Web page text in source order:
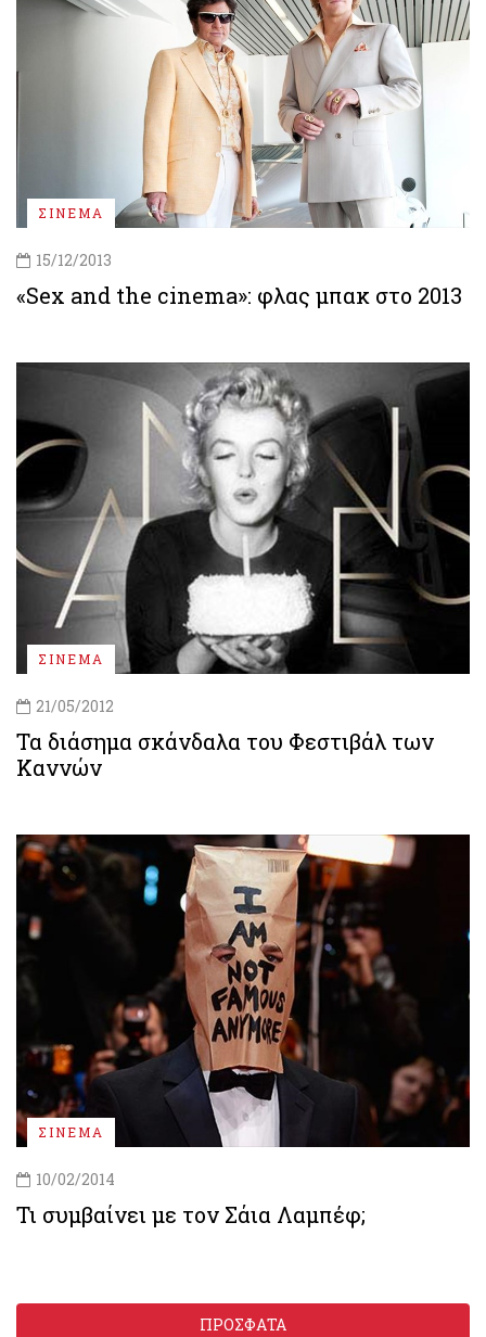
ΣΙΝΕΜΑ
15/12/2013
«Sex and the cinema»: φλας μπακ στο 2013
ΣΙΝΕΜΑ
21/05/2012
Τα διάσημα σκάνδαλα του Φεστιβάλ των
Καννών
ΣΙΝΕΜΑ
10/02/2014
Τι συμβαίνει με τον Σάια Λαμπέφ;
ΠΡΟΣΦΑΤΑ